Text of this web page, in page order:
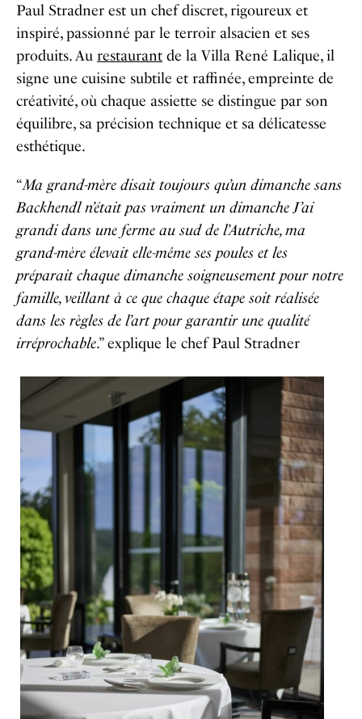
Paul Stradner est un chef discret, rigoureux et
inspiré, passionné par le terroir alsacien et ses
produits. Au restaurant de la Villa René Lalique, il
signe une cuisine subtile et raffinée, empreinte de
créativité, où chaque assiette se distingue par son
équilibre, sa précision technique et sa délicatesse
esthétique.
“Ma grand-mère disait toujours qu’un dimanche sans
Backhendl n’était pas vraiment un dimanche J’ai
grandi dans une ferme au sud de l’Autriche, ma
grand-mère élevait elle-même ses poules et les
préparait chaque dimanche soigneusement pour notre
famille, veillant à ce que chaque étape soit réalisée
dans les règles de l’art pour garantir une qualité
irréprochable.” explique le chef Paul Stradner